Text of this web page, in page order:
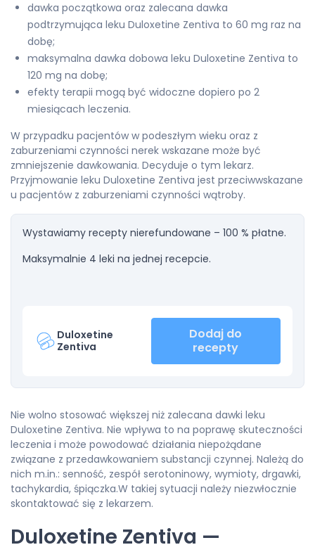
dawka początkowa oraz zalecana dawka
podtrzymująca leku Duloxetine Zentiva to 60 mg raz na
dobę;
maksymalna dawka dobowa leku Duloxetine Zentiva to
120 mg na dobę;
efekty terapii mogą być widoczne dopiero po 2
miesiącach leczenia.
W przypadku pacjentów w podeszłym wieku oraz z
zaburzeniami czynności nerek wskazane może być
zmniejszenie dawkowania. Decyduje o tym lekarz.
Przyjmowanie leku Duloxetine Zentiva jest przeciwwskazane
u pacjentów z zaburzeniami czynności wątroby.
Wystawiamy recepty nierefundowane – 100 % płatne.
Maksymalnie 4 leki na jednej recepcie.
Duloxetine
Zentiva
Dodaj do
recepty
Nie wolno stosować większej niż zalecana dawki leku
Duloxetine Zentiva. Nie wpływa to na poprawę skuteczności
leczenia i może powodować działania niepożądane
związane z przedawkowaniem substancji czynnej. Należą do
nich m.in.: senność, zespół serotoninowy, wymioty, drgawki,
tachykardia, śpiączka.W takiej sytuacji należy niezwłocznie
skontaktować się z lekarzem.
Duloxetine Zentiva —